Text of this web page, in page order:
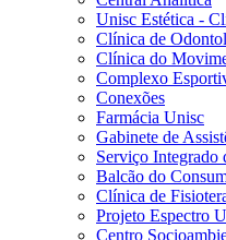
Unisc Estética -
Clínica de
Clínica do
Complexo
Conexões
Farmácia Unisc
Gabinete de
Serviço Integrado
Balcão do
Clínica de
Projeto Espectro
Centro